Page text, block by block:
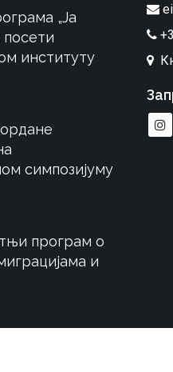
„Ја
посети
институту
симпозијуму
програм о
и